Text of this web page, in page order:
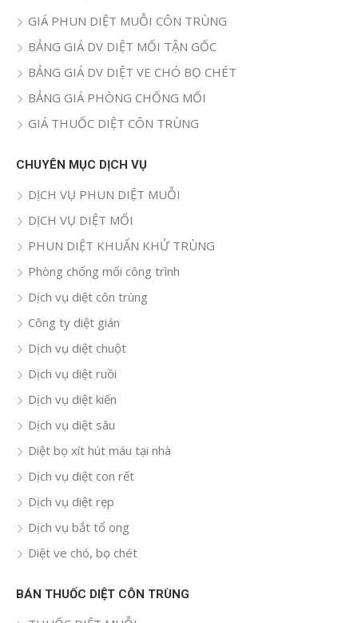
GIÁ PHUN DIỆT MUỖI CÔN TRÙNG
BẢNG GIÁ DV DIỆT MỐI TẬN GỐC
BẢNG GIÁ DV DIỆT VE CHÓ BỌ CHÉT
BẢNG GIÁ PHÒNG CHỐNG MỐI
GIÁ THUỐC DIỆT CÔN TRÙNG
CHUYÊN MỤC DỊCH VỤ
DỊCH VỤ PHUN DIỆT MUỖI
DỊCH VỤ DIỆT MỐI
PHUN DIỆT KHUẨN KHỬ TRÙNG
Phòng chống mối công trình
Dịch vụ diệt côn trùng
Công ty diệt gián
Dịch vụ diệt chuột
Dịch vụ diệt ruồi
Dịch vụ diệt kiến
Dịch vụ diệt sâu
Diệt bọ xít hút máu tại nhà
Dịch vụ diệt con rết
Dịch vụ diệt rẹp
Dịch vụ bắt tổ ong
Diệt ve chó, bọ chét
BÁN THUỐC DIỆT CÔN TRÙNG